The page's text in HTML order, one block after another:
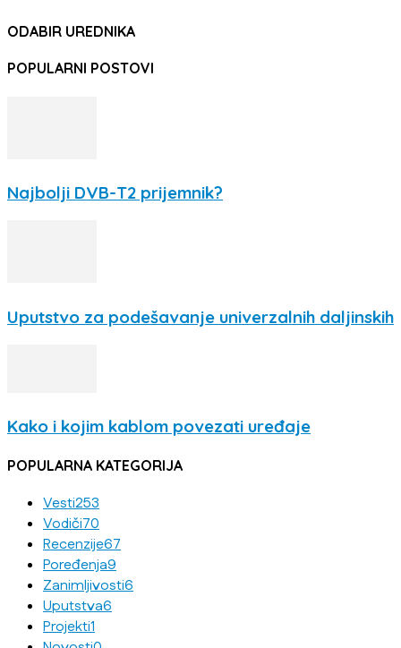
ODABIR UREDNIKA
POPULARNI POSTOVI
Najbolji DVB-T2 prijemnik?
Uputstvo za podešavanje univerzalnih daljinskih
Kako i kojim kablom povezati uređaje
POPULARNA KATEGORIJA
Vesti253
Vodiči70
Recenzije67
Poređenja9
Zanimljivosti6
Uputstva6
Projekti1